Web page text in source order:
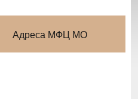
Адреса МФЦ МО